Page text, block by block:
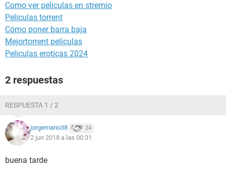
Como ver peliculas en stremio
Peliculas torrent
Cómo poner barra baja
Mejortorrent peliculas
Peliculas eroticas 2024
2 respuestas
RESPUESTA 1 / 2
jorgemario38 24
2 jun 2018 a las 00:31
buena tarde